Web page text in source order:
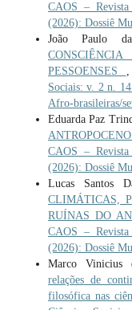
CAOS –
(2026): Dossiê
João Paulo
PESSOENSES
Sociais: v. 2 n.
Afro-brasileiras/
Eduarda Paz
CAOS –
(2026): Dossiê
Lucas Santos
CLIMÁTICAS,
RUÍNAS DO
CAOS –
(2026): Dossiê
Marco
relações de
filosófica nas